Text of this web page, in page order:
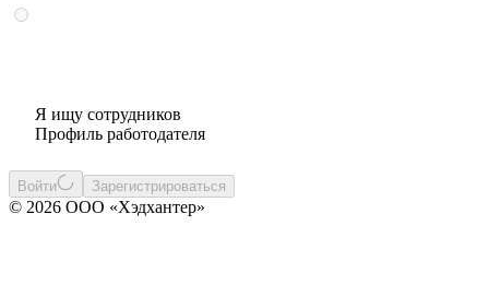
Я ищу сотрудников
Профиль работодателя
Войти Зарегистрироваться
© 2026 ООО «Хэдхантер»